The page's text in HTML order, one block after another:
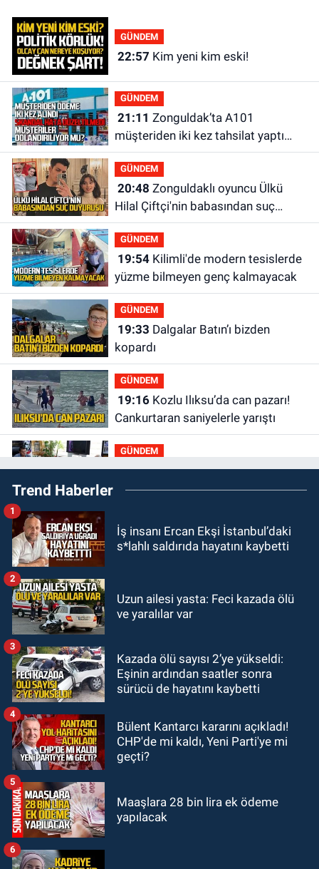
GÜNDEM
22:57 Kim yeni kim eski!
GÜNDEM
21:11
müşteriden iki kez tahsilat yaptı
geri ödemiyor!
GÜNDEM
20:48
Hilal Çiftçi'nin babasından suç
duyurusu
GÜNDEM
19:54Kilimli'de modern tesislerde
yüzme bilmeyen genç kalmayacak
GÜNDEM
19:33
kopardı
GÜNDEM
19:16Kozlu Ilıksu’da can pazarı!
Cankurtaran saniyelerle yarıştı
GÜNDEM
19:01Çaycumalılar Derneği
Başkanı Savaş Çiloğlu GMİS
17:45Kozlu Belediyespor, Tezcan
Gökmen'i kadrosuna kattı
17:39Şampiyondan GMİS'e
Zonguldak
13:39
görevinden ayrıldı.
Trend Haberler
İş insanı Ercan Ekşi İstanbul’daki
s*lahlı saldırıda hayatını kaybetti
1
Uzun ailesi yasta: Feci kazada ölü
ve yaralılar var
2
Kazada ölü sayısı 2’ye yükseldi:
Eşinin ardından saatler sonra
sürücü de hayatını kaybetti
3
Bülent Kantarcı kararını açıkladı!
CHP'de mi kaldı, Yeni Parti'ye mi
geçti?
4
Maaşlara 28 bin lira ek ödeme
yapılacak
5
6